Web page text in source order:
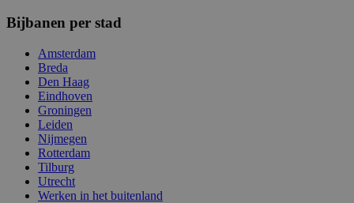
Bijbanen per stad
Amsterdam
Breda
Den Haag
Eindhoven
Groningen
Leiden
Nijmegen
Rotterdam
Tilburg
Utrecht
Werken in het buitenland